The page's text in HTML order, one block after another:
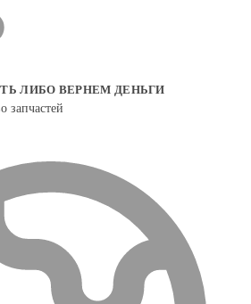
ЛИБО ВЕРНЕМ ДЕНЬГИ
запчастей